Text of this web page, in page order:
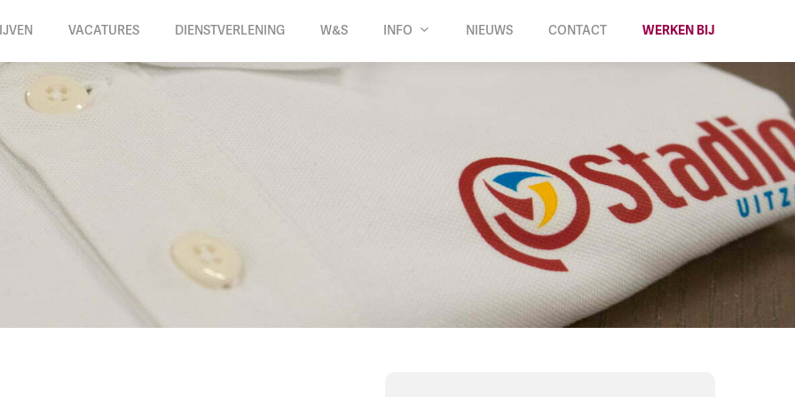
VACATURES DIENSTVERLENING W&S INFO NIEUWS CONTACT WERKEN BIJ